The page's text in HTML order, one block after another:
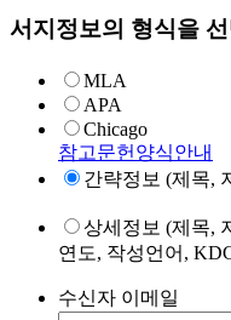
서지정보의 형식을
MLA
APA
Chicago
참고문헌양식안내
간략정보 (제목,
상세정보 (제목,
연도, 작성언어,
수신자 이메일